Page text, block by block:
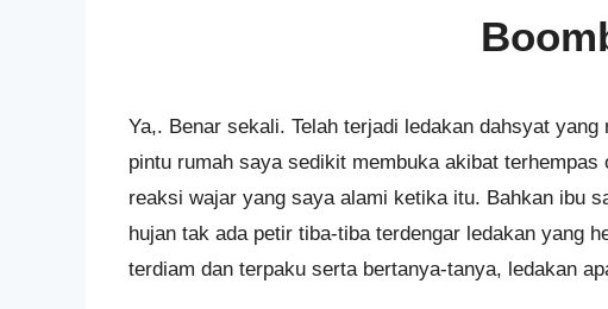
Ya,. Benar sekali. Telah terjadi ledakan dahsyat
pintu rumah saya sedikit membuka akibat
reaksi wajar yang saya alami ketika itu. Bahkan ibu
hujan tak ada petir tiba-tiba terdengar ledakan yang
terdiam dan terpaku serta bertanya-tanya, ledakan